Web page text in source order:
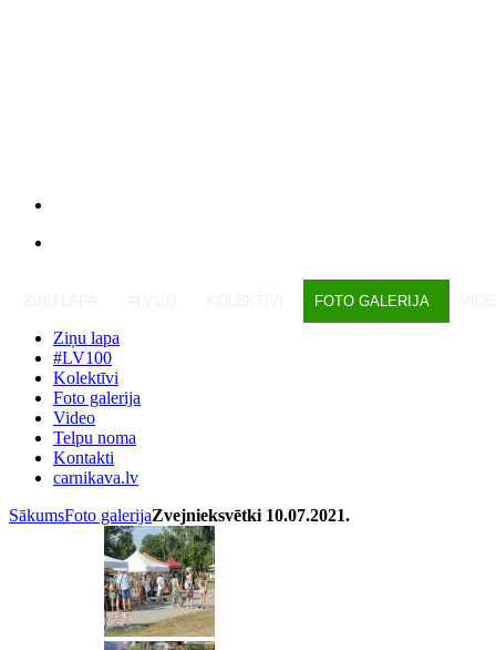
FOTO GALERIJA
Ziņu lapa
#LV100
Kolektīvi
Foto galerija
Video
Telpu noma
Kontakti
carnikava.lv
SākumsFoto galerijaZvejnieksvētki 10.07.2021.